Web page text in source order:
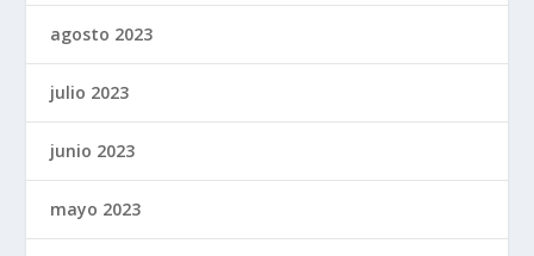
agosto 2023
julio 2023
junio 2023
mayo 2023